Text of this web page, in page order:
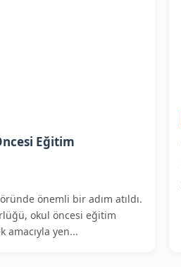
Eğitim
önemli bir adım atıldı.
okul öncesi eğitim
amacıyla yen...